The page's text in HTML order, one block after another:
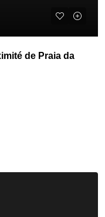
de Praia da